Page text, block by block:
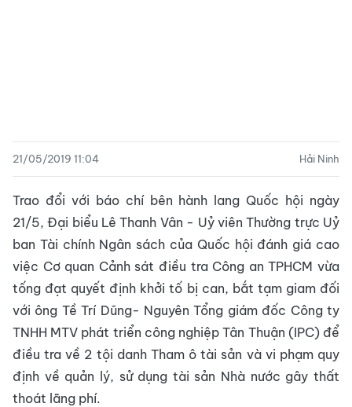
21/05/2019 11:04 Hải Ninh
Trao đổi với báo chí bên hành lang Quốc hội ngày
21/5, Đại biểu Lê Thanh Vân - Uỷ viên Thường trực Uỷ
ban Tài chính Ngân sách của Quốc hội đánh giá cao
việc Cơ quan Cảnh sát điều tra Công an TPHCM vừa
tống đạt quyết định khởi tố bị can, bắt tạm giam đối
với ông Tề Trí Dũng- Nguyên Tổng giám đốc Công ty
TNHH MTV phát triển công nghiệp Tân Thuận (IPC) để
điều tra về 2 tội danh Tham ô tài sản và vi phạm quy
định về quản lý, sử dụng tài sản Nhà nước gây thất
thoát lãng phí.